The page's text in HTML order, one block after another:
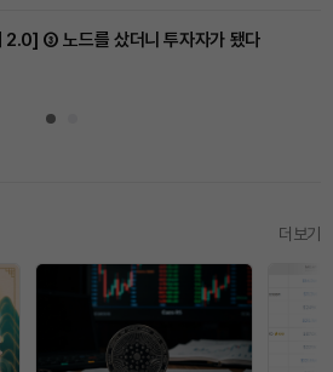
2.0] ③ 노드를 샀더니 투자자가 됐다
더보기